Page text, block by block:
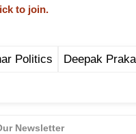
to join.
Politics Deepak